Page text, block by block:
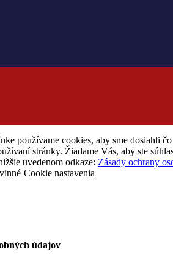
používame cookies, aby sme dosiahli
stránky. Žiadame Vás, aby ste
uvedenom odkaze: Zásady ochrany
Cookie nastavenia
údajov